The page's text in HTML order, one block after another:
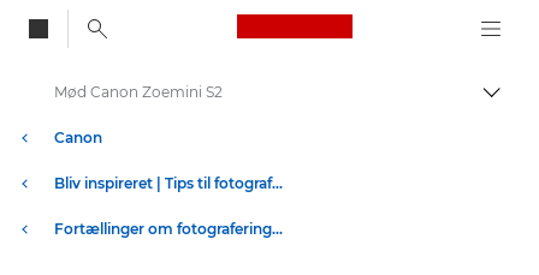
Canon Logo, back
Skift
Canon
Bliv inspireret | Tips til fotografering og print og købervejledninger
Fortællinger om fotografering og kreativitet
Mød Canon Zoemini S2